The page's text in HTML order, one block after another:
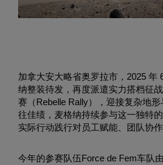
加拿大安大略省奥罗拉市，2025
纳整装待发，再度派遣实力搭档征
赛（Rebelle Rally），迎接复杂地
往佳绩，麦格纳持续参与这一独特
实际行动践行对员工赋能、团队协
今年的参赛队伍Force de Fem车队